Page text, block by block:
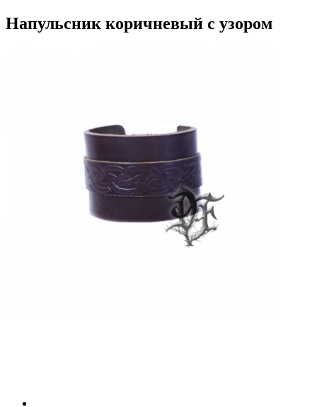
Напульсник коричневый с узором